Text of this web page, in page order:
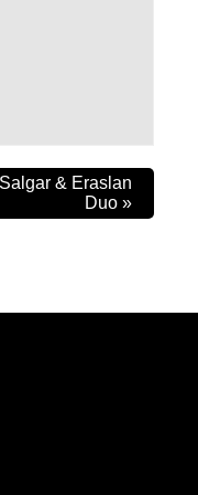
Salgar & Eraslan
Duo »